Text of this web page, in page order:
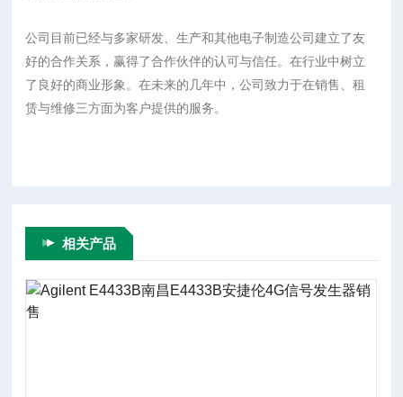
公司目前已经与多家研发、生产和其他电子制造公司建立了友
好的合作关系，赢得了合作伙伴的认可与信任。在行业中树立
了良好的商业形象。在未来的几年中，公司致力于在销售、租
赁与维修三方面为客户提供的服务。
相关产品